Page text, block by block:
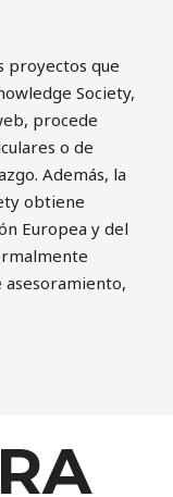
proyectos que
Society,
procede
o de
Además, la
obtiene
Europea y del